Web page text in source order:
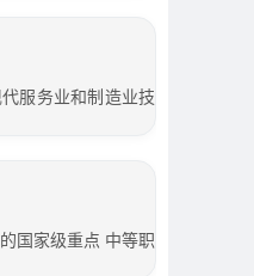
服务业和制造业技
国家级重点 中等职